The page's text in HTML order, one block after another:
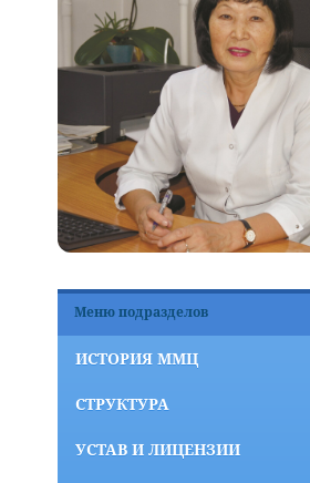
Меню подразделов
ИСТОРИЯ ММЦ
СТРУКТУРА
УСТАВ И ЛИЦЕНЗИИ